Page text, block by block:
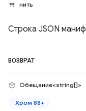
нить
Строка JSON
ВОЗВРАТ
Обещание<string[]>
Хром 88+